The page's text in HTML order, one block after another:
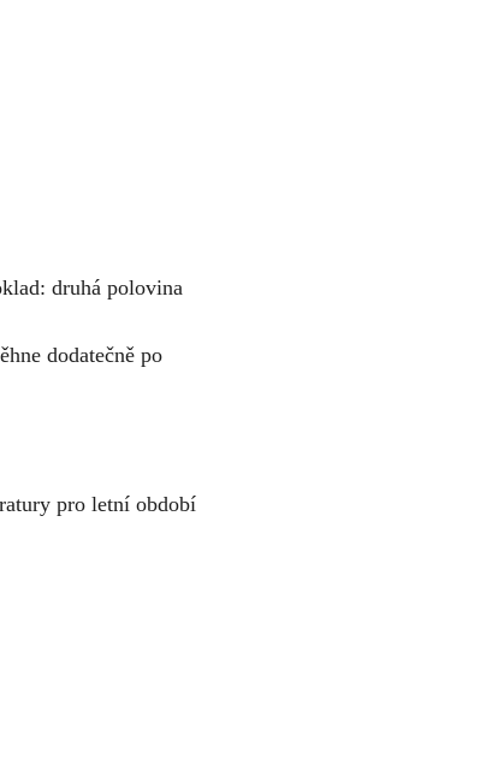
druhá polovina
dodatečně po
pro letní období